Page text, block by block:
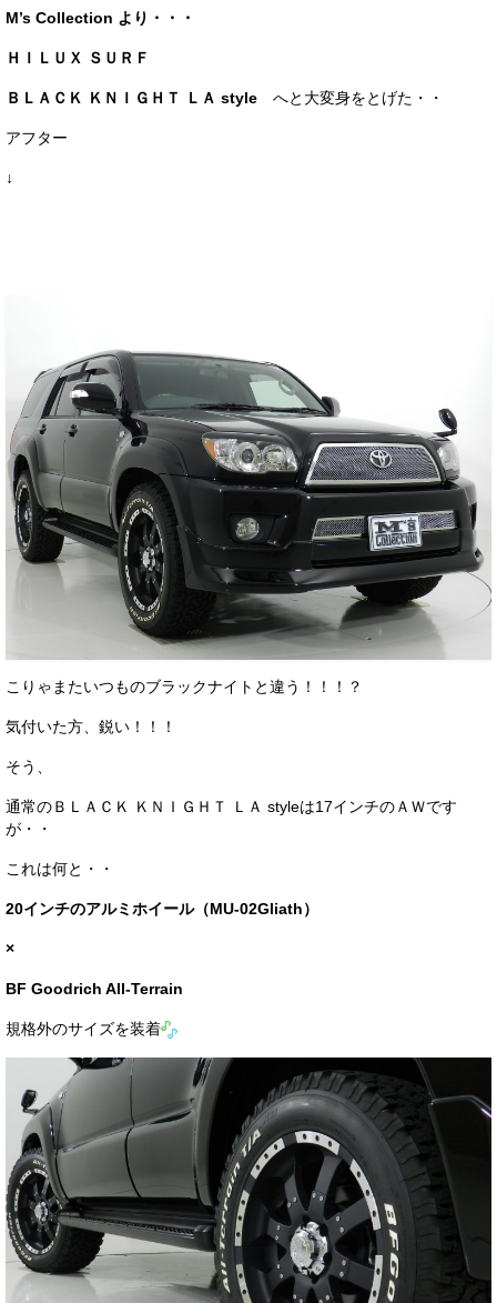
M’s Collection より・・・
ＨＩＬＵＸ ＳＵＲＦ
ＢＬＡＣＫ ＫＮＩＧＨＴ ＬＡ style へと大変身をとげた・・
アフター
↓
こりゃまたいつものブラックナイトと違う！！！？
気付いた方、鋭い！！！
そう、
通常のＢＬＡＣＫ ＫＮＩＧＨＴ ＬＡ styleは17インチのＡＷです
が・・
これは何と・・
20インチのアルミホイール（MU-02Gliath）
×
BF Goodrich All-Terrain
規格外のサイズを装着